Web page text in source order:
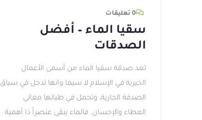
0 تعليقات
سقيا الماء – أفضل
الصدقات
تعد صدقة سقيا الماء من أسمى الأعمال
الخيرية في الإسلام لا سيما وانها تدخل في سياق
الصدقة الجارية، وتحمل في طياتها معاني
العطاء والإحسان. فالماء يبقى عنصراً ذا أهمية